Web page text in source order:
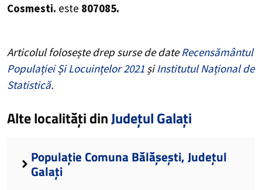
Cosmesti. este 807085.
Articolul folosește drep surse de dateRecensământul
Populației Și Locuințelor 2021 șiInstitutul Național de
Statistică.
Alte localități dinJudețul Galați
Populație Comuna Bălășești, Județul
Galați